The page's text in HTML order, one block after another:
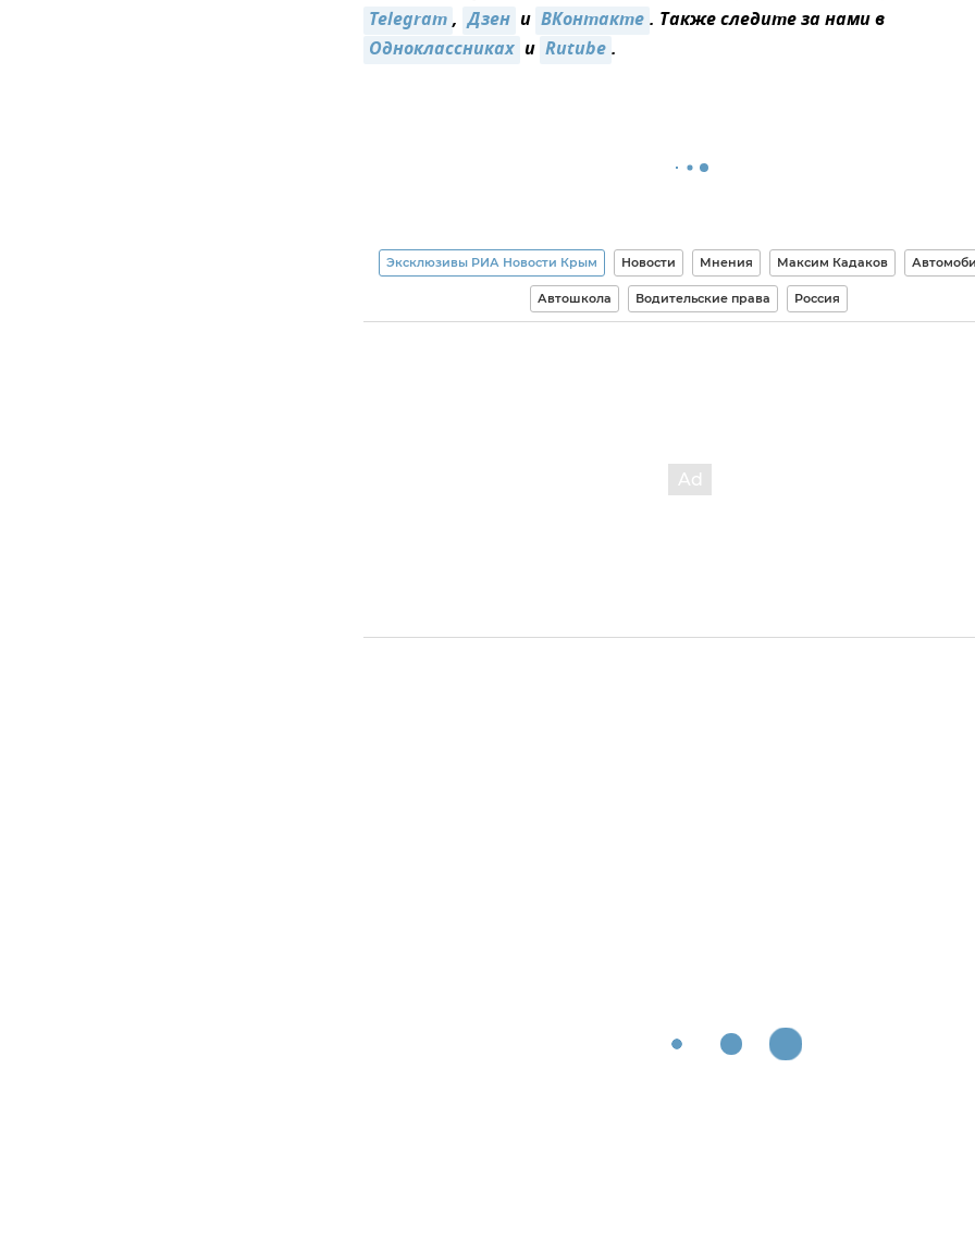
Telegram, Дзен и ВКонтакте. Также следите за нами в
Одноклассниках и Rutube.
Эксклюзивы РИА Новости Крым Новости Мнения Максим Кадаков
Автошкола Водительские права Россия